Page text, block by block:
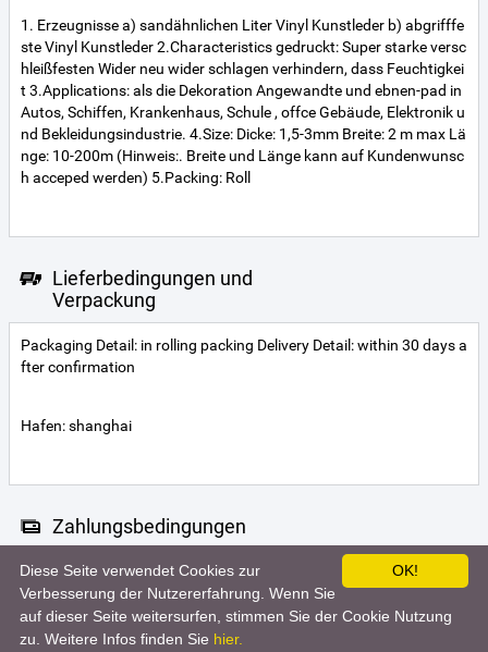
1. Erzeugnisse a) sandähnlichen Liter Vinyl Kunstleder b) abgrifffe
ste Vinyl Kunstleder 2.Characteristics gedruckt: Super starke versc
hleißfesten Wider neu wider schlagen verhindern, dass Feuchtigkei
t 3.Applications: als die Dekoration Angewandte und ebnen-pad in
Autos, Schiffen, Krankenhaus, Schule , offce Gebäude, Elektronik u
nd Bekleidungsindustrie. 4.Size: Dicke: 1,5-3mm Breite: 2 m max Lä
nge: 10-200m (Hinweis:. Breite und Länge kann auf Kundenwunsc
h acceped werden) 5.Packing: Roll
Lieferbedingungen und
Verpackung
Packaging Detail: in rolling packing Delivery Detail: within 30 days a
fter confirmation
Hafen: shanghai
Zahlungsbedingungen
Letter of credit Telegraphic transfer OK!
Diese Seite verwendet Cookies zur
Verbesserung der Nutzererfahrung. Wenn Sie
auf dieser Seite weitersurfen, stimmen Sie der Cookie Nutzung
zu. Weitere Infos finden Sie hier.